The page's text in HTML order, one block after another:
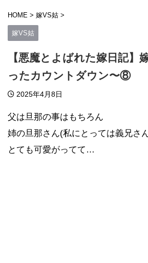
HOME > 嫁VS姑 >
嫁VS姑
【悪魔とよばれた嫁日記】
ったカウントダウン〜⑧
2025年4月8日
父は旦那の事はもちろん
姉の旦那さん(私にとっては義兄さ
とても可愛がってて…